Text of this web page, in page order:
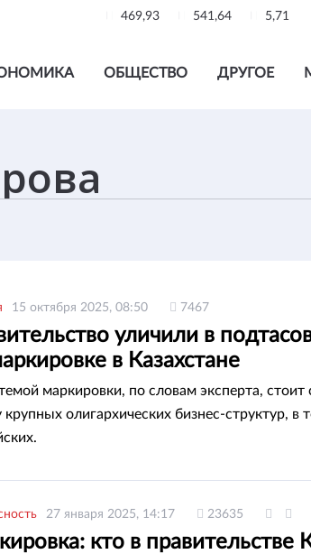
469,93 541,64 5,71
ОБЩЕСТВО ДРУГОЕ
15 октября 2025, 08:50 7467
уличили в
в Казахстане
маркировки, по словам эксперта, стоит
крупных олигархических бизнес-структур, в
27 января 2025, 14:17 23635
кто в правительстве